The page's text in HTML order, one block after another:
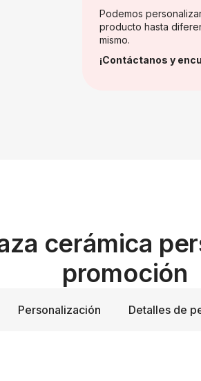
Podemos
producto hasta
mismo.
¡Contáctanos y
cerámica
promoción
Personalización Detalles de